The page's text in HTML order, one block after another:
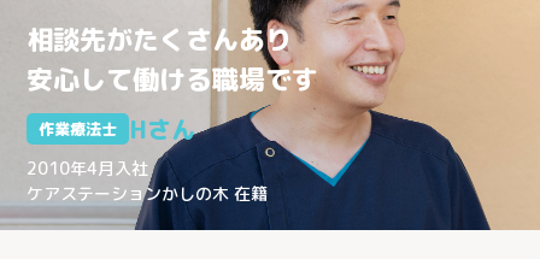
相談先がたくさんあり
安心して働ける職場です
作業療法士 Hさん
2010年4月入社
ケアステーションかしの木 在籍